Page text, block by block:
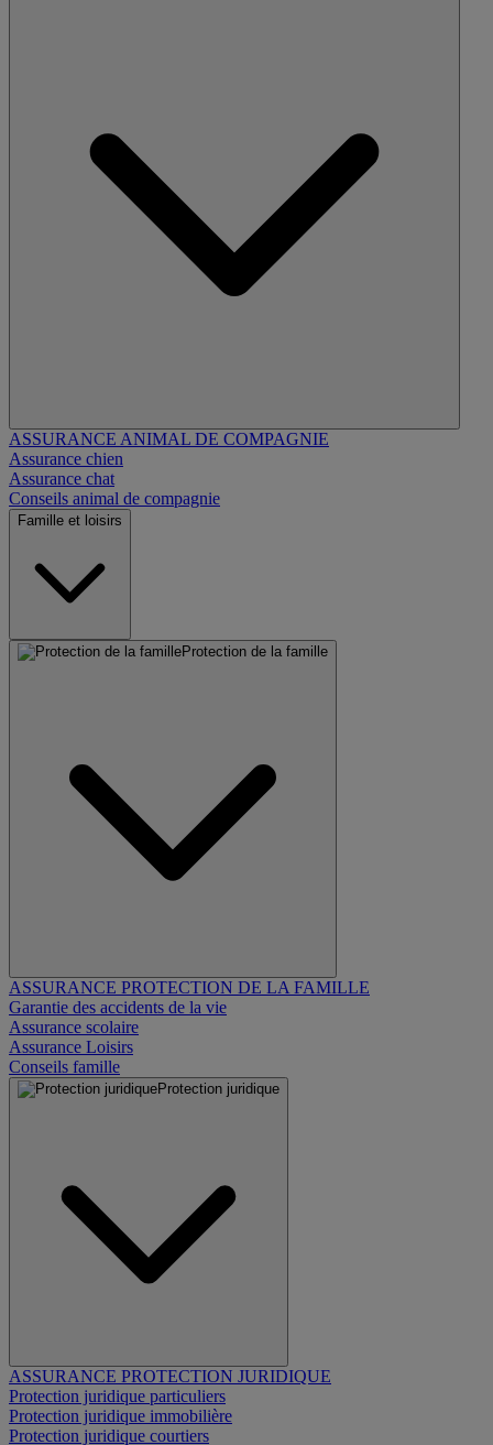
ASSURANCE ANIMAL DE COMPAGNIE
Assurance chien
Assurance chat
Conseils animal de compagnie
Famille et loisirs
Protection de la famille
ASSURANCE PROTECTION DE LA FAMILLE
Garantie des accidents de la vie
Assurance scolaire
Assurance Loisirs
Conseils famille
Protection juridique
ASSURANCE PROTECTION JURIDIQUE
Protection juridique particuliers
Protection juridique immobilière
Protection juridique courtiers